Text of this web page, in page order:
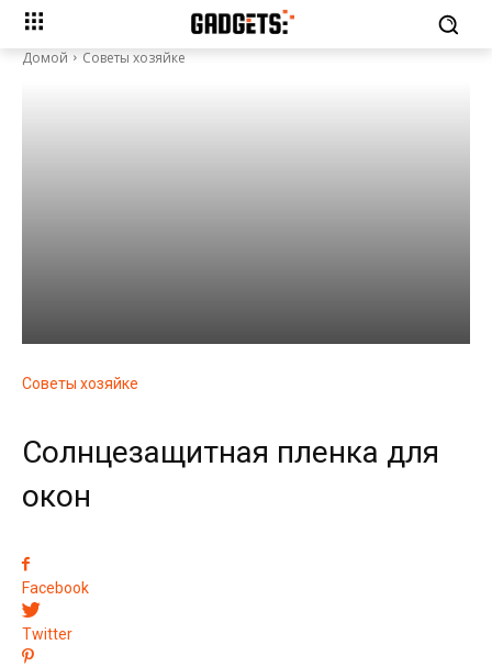
Домой Советы хозяйке
Советы хозяйке
Солнцезащитная пленка для
окон
Facebook
Twitter